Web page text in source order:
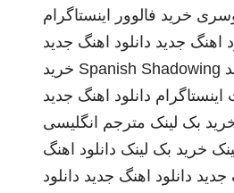
خرید فالوور اینستاگرام
اهنگ جدید دانلود اهنگ جدید
Spanish Shadowing خرید
اینستاگرام دانلود اهنگ جدید
بک لینک مترجم انگلیسی
خرید بک لینک دانلود اهنگ
جدید دانلود اهنگ جدید دانلود